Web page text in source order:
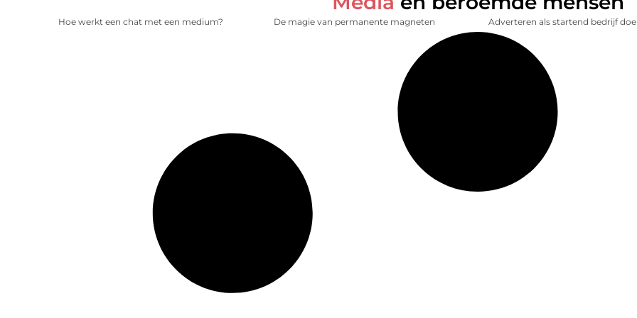
Hoe werkt een chat met een medium? De magie van permanente magneten Adverteren als startend bedrijf doe